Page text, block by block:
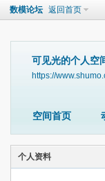
数模论坛 返回首页
可见光的个人空
https://
空间首页
个人资料